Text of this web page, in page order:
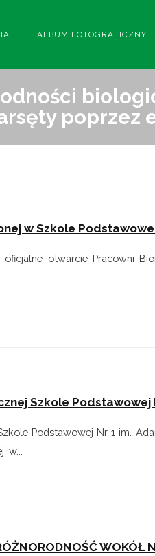
ALBUM FOTOGRAFICZNY
poprzez
w Szkole Podstawowe
otwarcie Pracowni
Szkole Podstawowej
Podstawowej Nr 1 im.
WOKÓŁ